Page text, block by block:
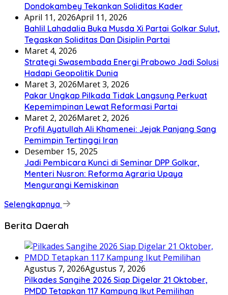
Dondokambey Tekankan Soliditas Kader
April 11, 2026April 11, 2026
Bahlil Lahadalia Buka Musda Xi Partai Golkar Sulut,
Tegaskan Soliditas Dan Disiplin Partai
Maret 4, 2026
Strategi Swasembada Energi Prabowo Jadi Solusi
Hadapi Geopolitik Dunia
Maret 3, 2026Maret 3, 2026
Pakar Ungkap Pilkada Tidak Langsung Perkuat
Kepemimpinan Lewat Reformasi Partai
Maret 2, 2026Maret 2, 2026
Profil Ayatullah Ali Khamenei: Jejak Panjang Sang
Pemimpin Tertinggi Iran
Desember 15, 2025
Jadi Pembicara Kunci di Seminar DPP Golkar,
Menteri Nusron: Reforma Agraria Upaya
Mengurangi Kemiskinan
Selengkapnya
Berita Daerah
Agustus 7, 2026Agustus 7, 2026
Pilkades Sangihe 2026 Siap Digelar 21 Oktober,
PMDD Tetapkan 117 Kampung Ikut Pemilihan